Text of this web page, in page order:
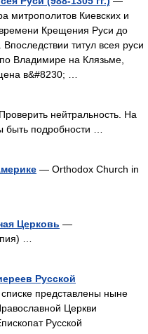
митрополитов Киевских и
Крещения Руси до
титул всея руси
Владимире на Клязьме,
в&#8230; …
нейтральность. На
быть подробности …
— Orthodox Church in
Церковь —
…
Русской
представлены ныне
Церкви
Русской